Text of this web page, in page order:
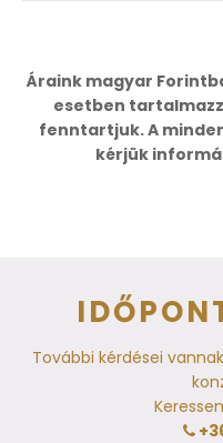
Áraink magyar
esetben
fenntartjuk. A
kérjük
További kérdései